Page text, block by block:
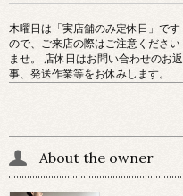
木曜日は「実店舗のみ定休日」です
ので、ご来店の際はご注意ください
ませ。 店休日はお問い合わせのお返
事、発送作業等をお休みします。
About the owner